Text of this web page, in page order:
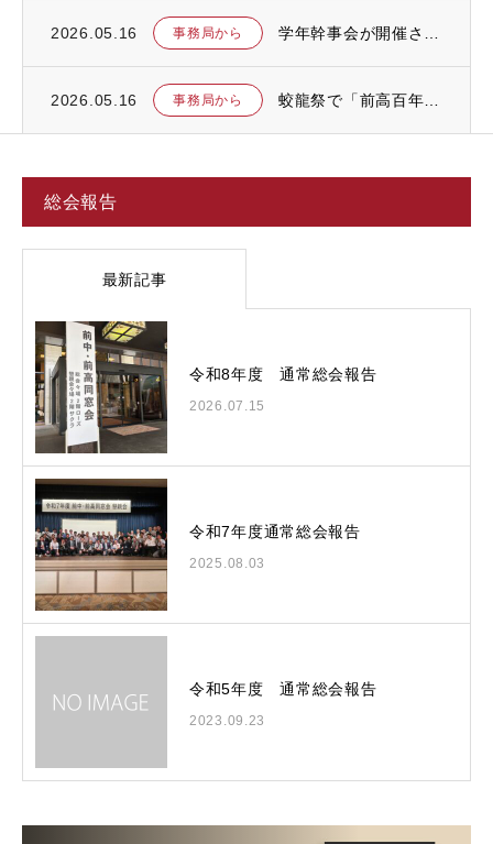
2026.05.16 事務局から
2026.05.16 事務局から
総会報告
最新記事
令和8年度 通常総会報告
2026.07.15
令和7年度通常総会報告
2025.08.03
令和5年度 通常総会報告
2023.09.23